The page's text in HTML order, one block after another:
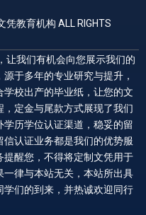
凭教育机构 ALL RIGHTS
让我们有机会向您展示我们的
于多年的专业研究与提升，
校出产的毕业纸，让您的文
定金与尾款方式展现了我们
历学位认证渠道，稳妥的留
认证业务都是我们的优势服
醒您，不得将定制文凭用于
律与本站无关，本站所出具
们的到来，并热诚欢迎同行